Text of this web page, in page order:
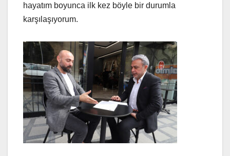
hayatım boyunca ilk kez böyle bir durumla
karşılaşıyorum.